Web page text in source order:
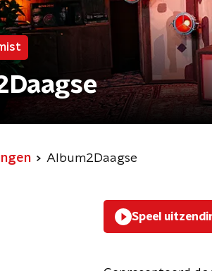
Album2Daagse
Speel